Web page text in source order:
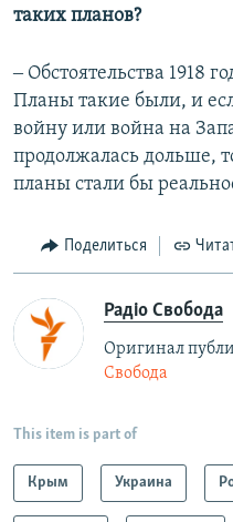
таких планов?
‒ Обстоятельства 1918
Планы такие были, и
войну или война на
продолжалась дольше,
планы стали бы
Поделиться
Радіо Свобода
Оригинал
Свобода
This item is part of
Крым Украина